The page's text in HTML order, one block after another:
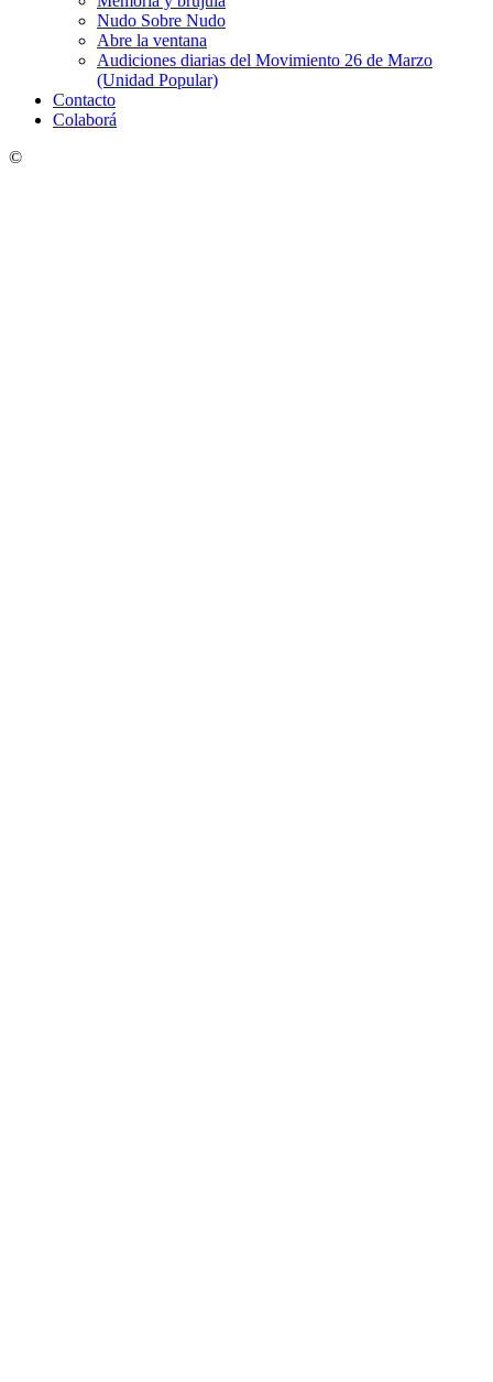
Nudo Sobre Nudo
Abre la ventana
Audiciones diarias del Movimiento 26 de Marzo
(Unidad Popular)
Contacto
Colaborá
©